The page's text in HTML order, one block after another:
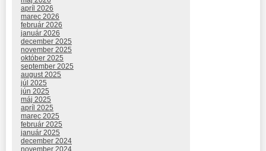
apríl 2026
marec 2026
február 2026
január 2026
december 2025
november 2025
október 2025
september 2025
august 2025
júl 2025
jún 2025
máj 2025
apríl 2025
marec 2025
február 2025
január 2025
december 2024